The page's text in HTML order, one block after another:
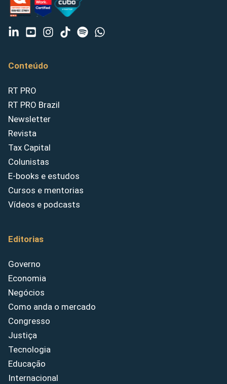
Conteúdo
RT PRO
RT PRO Brazil
Newsletter
Revista
Tax Capital
Colunistas
E-books e estudos
Cursos e mentorias
Vídeos e podcasts
Editorias
Governo
Economia
Negócios
Como anda o mercado
Congresso
Justiça
Tecnologia
Educação
Internacional